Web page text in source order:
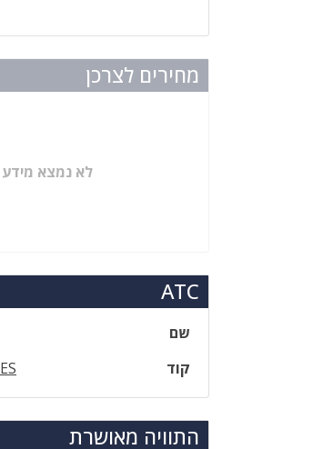
מחירים לצרכן
לא נמצא מידע
ATC
שם
קוד
התוויה מאושרת